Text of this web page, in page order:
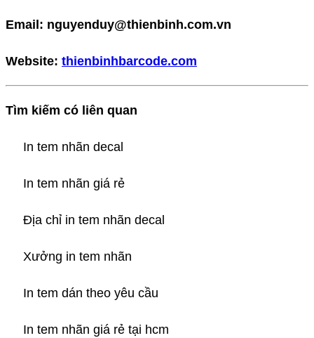
Email: nguyenduy@thienbinh.com.vn
Website: thienbinhbarcode.com
Tìm kiếm có liên quan
In tem nhãn decal
In tem nhãn giá rẻ
Địa chỉ in tem nhãn decal
Xưởng in tem nhãn
In tem dán theo yêu cầu
In tem nhãn giá rẻ tại hcm